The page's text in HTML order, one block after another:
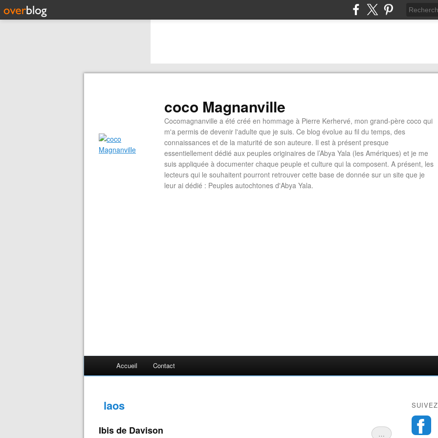
coco Magnanville
Cocomagnanville a été créé en hommage à Pierre Kerhervé, mon grand-père coco qui
m'a permis de devenir l'adulte que je suis. Ce blog évolue au fil du temps, des
connaissances et de la maturité de son auteure. Il est à présent presque
essentiellement dédié aux peuples originaires de l’Abya Yala (les Amériques) et je me
suis appliquée à documenter chaque peuple et culture qui la composent. A présent, les
lecteurs qui le souhaitent pourront retrouver cette base de donnée sur un site que je
leur ai dédié : Peuples autochtones d'Abya Yala.
Accueil Contact
laos
…
Ibis de Davison